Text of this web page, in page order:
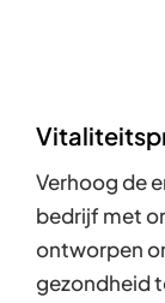
Verhoog de
bedrijf met
ontworpen
gezondheid